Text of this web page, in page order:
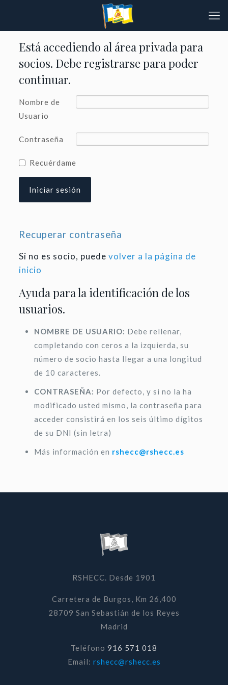
Está accediendo al área privada para
socios. Debe registrarse para poder
continuar.
Nombre de
Usuario
Contraseña
Recuérdame
Recuperar contraseña
Si no es socio, puede volver a la página de
inicio
Ayuda para la identificación de los
usuarios.
NOMBRE DE USUARIO: Debe rellenar,
completando con ceros a la izquierda, su
número de socio hasta llegar a una longitud
de 10 caracteres.
CONTRASEÑA: Por defecto, y si no la ha
modificado usted mismo, la contraseña para
acceder consistirá en los seis último dígitos
de su DNI (sin letra)
Más información en rshecc@rshecc.es
RSHECC. Desde 1901
Carretera de Burgos, Km 26,400
28709 San Sebastián de los Reyes
Madrid
Teléfono 916 571 018
Email: rshecc@rshecc.es